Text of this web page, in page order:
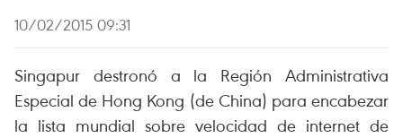
10/02/2015 09:31
Singapur destronó a la Región Administrativa
Especial de Hong Kong (de China) para encabezar
la lista mundial sobre velocidad de internet de